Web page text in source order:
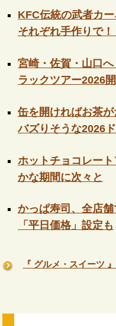
KFC伝統の武者カ
それぞれ手作りで！
宮崎・佐賀・山口
ラックツアー2026
缶を開ければお茶
バズりそうな2026
ホットチョコレー
かな期間に次々と
かっぱ寿司、全店
「平日価格」設定も
『 グルメ・スイーツ